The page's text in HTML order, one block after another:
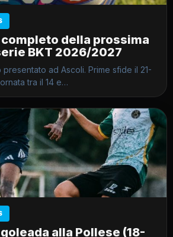
della prossima
BKT 2026/2027
ad Ascoli. Prime sfide il 21-
tra il 14 e…
alla Pollese (18-